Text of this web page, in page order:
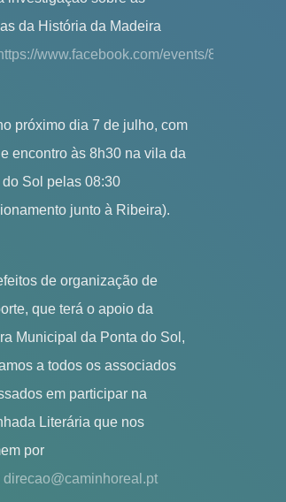
da História da Madeira
www.facebook.com/events/
próximo dia 7 de julho, com
encontro às 8h30 na vila da
do Sol pelas 08:30
junto à Ribeira).
de organização de
que terá o apoio da
Municipal da Ponta do Sol,
a todos os associados
em participar na
Literária que nos
por
direcao@caminhoreal.pt